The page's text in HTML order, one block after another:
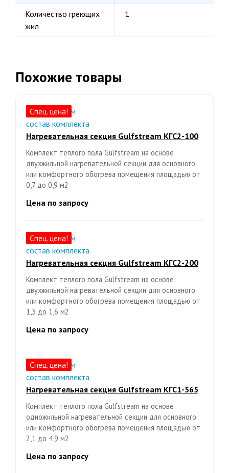
Количество греющих
жил
1
Похожие товары
Спец. цена!
Нагревательная секция Gulfstream КГС2-100
Комплект теплого пола Gulfstream на основе
двухжильной нагревательной секции для основного
или комфортного обогрева помещения площадью от
0,7 до 0,9 м2
Цена по запросу
Спец. цена!
Нагревательная секция Gulfstream КГС2-200
Комплект теплого пола Gulfstream на основе
двухжильной нагревательной секции для основного
или комфортного обогрева помещения площадью от
1,3 до 1,6 м2
Цена по запросу
Спец. цена!
Нагревательная секция Gulfstream КГС1-565
Комплект теплого пола Gulfstream на основе
одножильной нагревательной секции для основного
или комфортного обогрева помещения площадью от
2,1 до 4,9 м2
Цена по запросу